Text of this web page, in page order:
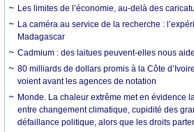
Les limites de l’économie, au-delà des
La caméra au service de la recherche :
Madagascar
Cadmium : des laitues peuvent-elles nous
80 milliards de dollars promis à la Côte
voient avant les agences de notation
Monde. La chaleur extrême met en évidence
entre changement climatique, cupidité des
défaillance politique, alors que les droits